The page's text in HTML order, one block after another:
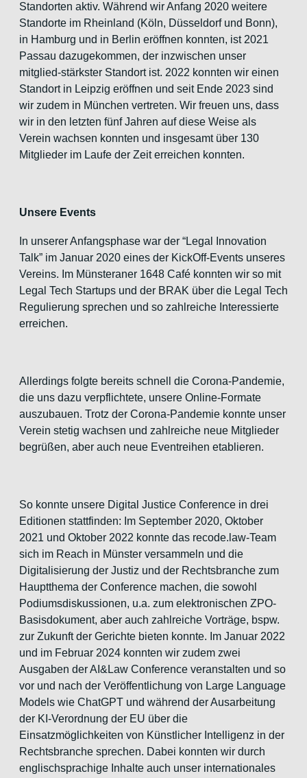
Standorten aktiv. Während wir Anfang 2020 weitere
Standorte im Rheinland (Köln, Düsseldorf und Bonn),
in Hamburg und in Berlin eröffnen konnten, ist 2021
Passau dazugekommen, der inzwischen unser
mitglied-stärkster Standort ist. 2022 konnten wir einen
Standort in Leipzig eröffnen und seit Ende 2023 sind
wir zudem in München vertreten. Wir freuen uns, dass
wir in den letzten fünf Jahren auf diese Weise als
Verein wachsen konnten und insgesamt über 130
Mitglieder im Laufe der Zeit erreichen konnten.
Unsere Events
In unserer Anfangsphase war der “Legal Innovation
Talk” im Januar 2020 eines der KickOff-Events unseres
Vereins. Im Münsteraner 1648 Café konnten wir so mit
Legal Tech Startups und der BRAK über die Legal Tech
Regulierung sprechen und so zahlreiche Interessierte
erreichen.
Allerdings folgte bereits schnell die Corona-Pandemie,
die uns dazu verpflichtete, unsere Online-Formate
auszubauen. Trotz der Corona-Pandemie konnte unser
Verein stetig wachsen und zahlreiche neue Mitglieder
begrüßen, aber auch neue Eventreihen etablieren.
So konnte unsere Digital Justice Conference in drei
Editionen stattfinden: Im September 2020, Oktober
2021 und Oktober 2022 konnte das recode.law-Team
sich im Reach in Münster versammeln und die
Digitalisierung der Justiz und der Rechtsbranche zum
Hauptthema der Conference machen, die sowohl
Podiumsdiskussionen, u.a. zum elektronischen ZPO-
Basisdokument, aber auch zahlreiche Vorträge, bspw.
zur Zukunft der Gerichte bieten konnte. Im Januar 2022
und im Februar 2024 konnten wir zudem zwei
Ausgaben der AI&Law Conference veranstalten und so
vor und nach der Veröffentlichung von Large Language
Models wie ChatGPT und während der Ausarbeitung
der KI-Verordnung der EU über die
Einsatzmöglichkeiten von Künstlicher Intelligenz in der
Rechtsbranche sprechen. Dabei konnten wir durch
englischsprachige Inhalte auch unser internationales